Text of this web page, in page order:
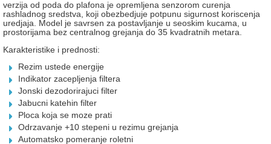
verzija od poda do plafona je opremljena senzorom curenja
rashladnog sredstva, koji obezbedjuje potpunu sigurnost koriscenja
uredjaja. Model je savrsen za postavljanje u seoskim kucama, u
prostorijama bez centralnog grejanja do 35 kvadratnih metara.
Karakteristike i prednosti:
Rezim ustede energije
Indikator zacepljenja filtera
Jonski dezodorirajuci filter
Jabucni katehin filter
Ploca koja se moze prati
Odrzavanje +10 stepeni u rezimu grejanja
Automatsko pomeranje roletni